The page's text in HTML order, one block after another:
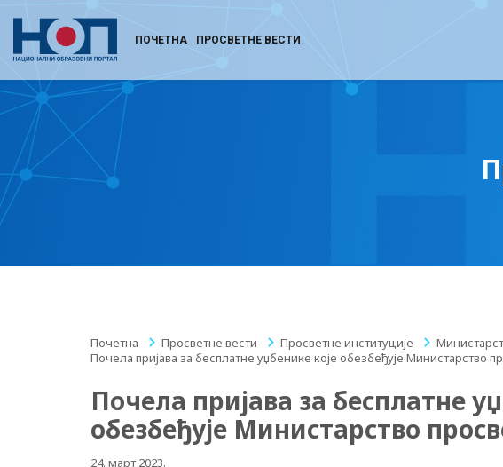
ПОЧЕТНА ПРОСВЕТНЕ ВЕСТИ
Почетна / Просветне вести / Просветне институције /
Почела пријава за бесплатне уџбенике које обезбеђује Министарство
Почела пријава за бесплатне
обезбеђује Министарство
24. март 2023.